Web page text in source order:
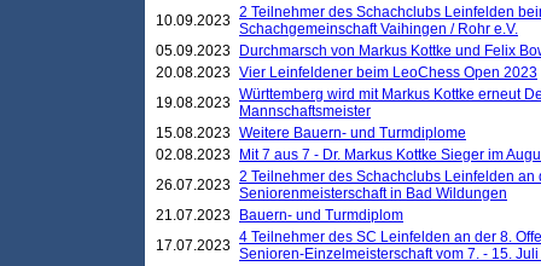
10.09.2023 2 Teilnehmer des Schachclubs Leinfelden
Schachgemeinschaft Vaihingen / Rohr e.V.
05.09.2023
Durchmarsch von Markus Kottke und Felix
20.08.2023 Vier Leinfeldener beim LeoChess Open 2023
19.08.2023 Württemberg wird mit Markus Kottke erneut
Mannschaftsmeister
15.08.2023 Weitere Bauern- und Turmdiplome
02.08.2023
Mit 7 aus 7 - Dr. Markus Kottke Sieger im
26.07.2023 2 Teilnehmer des Schachclubs Leinfelden an
Seniorenmeisterschaft in Bad Wildungen
21.07.2023
Bauern- und Turmdiplom
17.07.2023 4 Teilnehmer des SC Leinfelden an der 8.
Senioren-Einzelmeisterschaft vom 7. - 15.